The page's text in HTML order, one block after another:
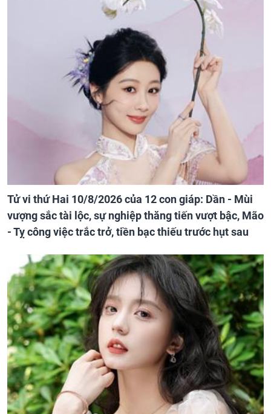
Tử vi thứ Hai 10/8/2026 của 12 con giáp: Dần - Mùi
vượng sắc tài lộc, sự nghiệp thăng tiến vượt bậc, Mão
- Tỵ công việc trắc trở, tiền bạc thiếu trước hụt sau